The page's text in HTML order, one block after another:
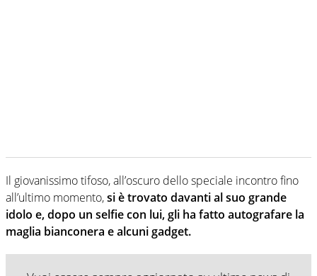
Il giovanissimo tifoso, all’oscuro dello speciale incontro fino
all’ultimo momento,si è trovato davanti al suo grande
idolo e, dopo un selfie con lui, gli ha fatto autografare la
maglia bianconera e alcuni gadget.